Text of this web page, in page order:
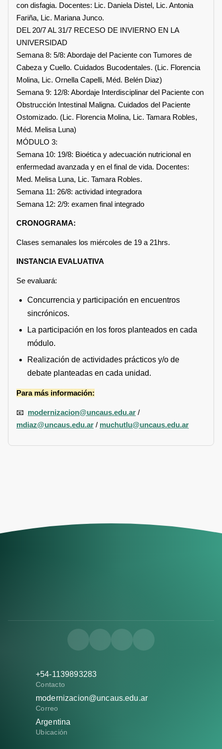
con disfagia. Docentes: Lic. Daniela Distel, Lic. Antonia
Fariña, Lic. Mariana Junco.
DEL 20/7 AL 31/7 RECESO DE INVIERNO EN LA
UNIVERSIDAD
Semana 8: 5/8: Abordaje del Paciente con Tumores de
Cabeza y Cuello. Cuidados Bucodentales. (Lic. Florencia
Molina, Lic. Ornella Capelli, Méd. Belén Diaz)
Semana 9: 12/8: Abordaje Interdisciplinar del Paciente con
Obstrucción Intestinal Maligna. Cuidados del Paciente
Ostomizado. (Lic. Florencia Molina, Lic. Tamara Robles,
Méd. Melisa Luna)
MÓDULO 3:
Semana 10: 19/8: Bioética y adecuación nutricional en
enfermedad avanzada y en el final de vida. Docentes:
Med. Melisa Luna, Lic. Tamara Robles.
Semana 11: 26/8: actividad integradora
Semana 12: 2/9: examen final integrado
CRONOGRAMA:
Clases semanales los miércoles de 19 a 21hrs.
INSTANCIA EVALUATIVA
Se evaluará:
Concurrencia y participación en encuentros
sincrónicos.
La participación en los foros planteados en cada
módulo.
Realización de actividades prácticos y/o de
debate planteadas en cada unidad.
Para más información:
📧 modernizacion@uncaus.edu.ar /
mdiaz@uncaus.edu.ar / muchutlu@uncaus.edu.ar
+54-1139893283
Contacto
modernizacion@uncaus.edu.ar
Correo
Argentina
Ubicación